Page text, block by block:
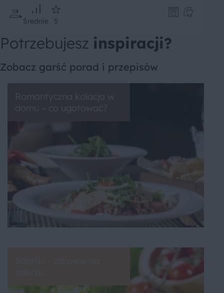
Średnie 5
Potrzebujesz inspiracji?
Zobacz garść porad i przepisów
Romantyczna kolacja w
domu – co ugotować?